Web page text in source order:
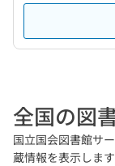
全国の図
国立国会図書館サ
蔵情報を表示します